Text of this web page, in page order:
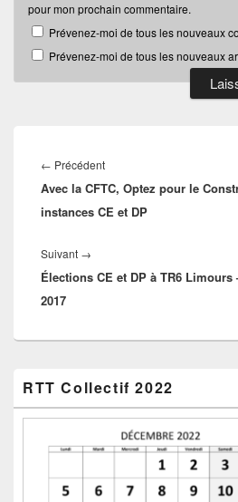
pour mon prochain commentaire.
Prévenez-moi de tous les nouveaux
Prévenez-moi de tous les nouveaux
de
l’article
← PrécédentArticle
précédent :
Avec la CFTC, Optez pour le
instances CE et DP
Suivant →
suivant :
Élections CE et DP à TR6
2017
principale
de
RTT Collectif 2022